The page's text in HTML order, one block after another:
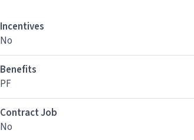
urgent hiring in trichy
contact : 9003951672 / 7904514290
ఇతర details
It is a Full Time రిటైల్ / కౌంటర్ అమ్మకాలు job
Showroom Sales Executive job గురించి మరింత
Incentives
No
Benefits
PF
Contract Job
No